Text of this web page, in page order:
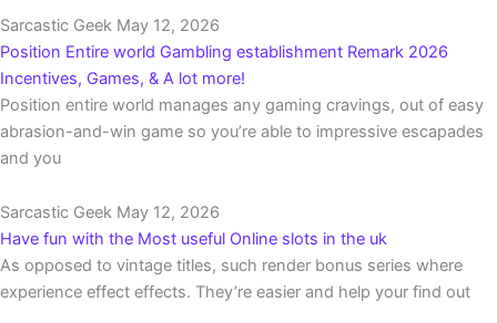
Sarcastic Geek May 12, 2026
Position Entire world Gambling establishment Remark 2026
Incentives, Games, & A lot more!
Position entire world manages any gaming cravings, out of easy
abrasion-and-win game so you’re able to impressive escapades
and you
Sarcastic Geek May 12, 2026
Have fun with the Most useful Online slots in the uk
As opposed to vintage titles, such render bonus series where
experience effect effects. They’re easier and help your find out